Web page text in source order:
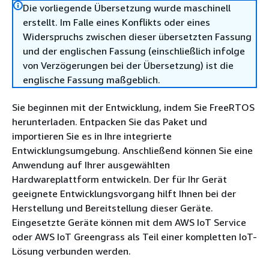
Die vorliegende Übersetzung wurde maschinell
erstellt. Im Falle eines Konflikts oder eines
Widerspruchs zwischen dieser übersetzten Fassung
und der englischen Fassung (einschließlich infolge
von Verzögerungen bei der Übersetzung) ist die
englische Fassung maßgeblich.
Sie beginnen mit der Entwicklung, indem Sie FreeRTOS
herunterladen. Entpacken Sie das Paket und
importieren Sie es in Ihre integrierte
Entwicklungsumgebung. Anschließend können Sie eine
Anwendung auf Ihrer ausgewählten
Hardwareplattform entwickeln. Der für Ihr Gerät
geeignete Entwicklungsvorgang hilft Ihnen bei der
Herstellung und Bereitstellung dieser Geräte.
Eingesetzte Geräte können mit dem AWS IoT Service
oder AWS IoT Greengrass als Teil einer kompletten IoT-
Lösung verbunden werden.